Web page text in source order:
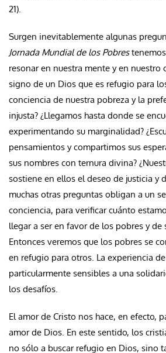
21).
Surgen inevitablemente algunas
Jornada Mundial de los Pobres
resonar en nuestra mente y en nuestro
signo de un Dios que es refugio para
conciencia de nuestra pobreza y la
injusta? ¿Llegamos hasta donde se
experimentando su marginalidad?
pensamientos y compartimos sus
sus nombres con ternura divina?
sostiene en ellos el deseo de justicia y
muchas otras preguntas obligan a un
conciencia, para verificar cuánto
llegar a ser en favor de los pobres y de
Entonces veremos que los pobres se
en refugio para otros. La experiencia
particularmente sensibles a una
los desafíos.
El amor de Cristo nos hace, en efecto,
amor de Dios. En este sentido, los
no sólo a buscar refugio en Dios, sino